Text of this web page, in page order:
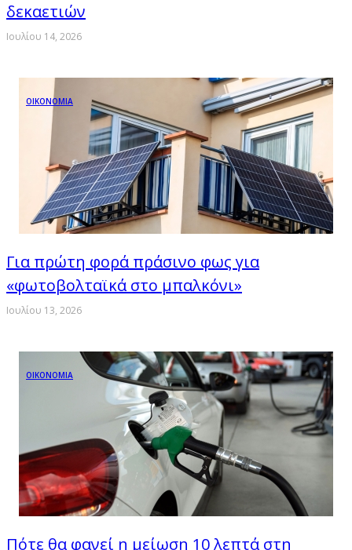
δεκαετιών
Ιουλίου 14, 2026
ΟΙΚΟΝΟΜΙΑ
Για πρώτη φορά πράσινο φως για
«φωτοβολταϊκά στο μπαλκόνι»
Ιουλίου 13, 2026
ΟΙΚΟΝΟΜΙΑ
Πότε θα φανεί η μείωση 10 λεπτά στη